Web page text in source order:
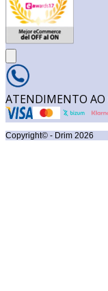
ATENDIMENTO AO
Copyright© - Drim 2026